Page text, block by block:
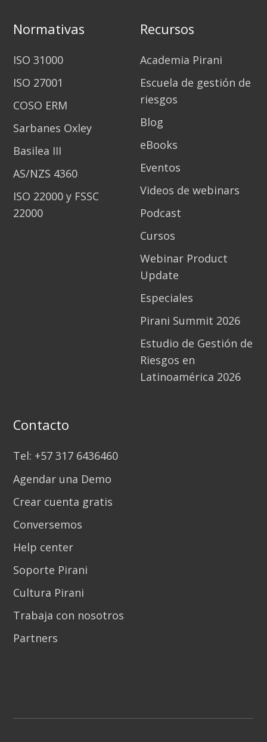
Normativas
ISO 31000
ISO 27001
COSO ERM
Sarbanes Oxley
Basilea III
AS/NZS 4360
ISO 22000 y FSSC
22000
Recursos
Academia Pirani
Escuela de gestión de
riesgos
Blog
eBooks
Eventos
Videos de webinars
Podcast
Cursos
Webinar Product
Update
Especiales
Pirani Summit 2026
Estudio de Gestión de
Riesgos en
Latinoamérica 2026
Contacto
Tel: +57 317 6436460
Agendar una Demo
Crear cuenta gratis
Conversemos
Help center
Soporte Pirani
Cultura Pirani
Trabaja con nosotros
Partners